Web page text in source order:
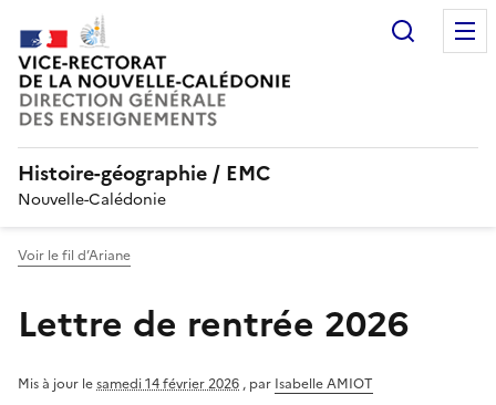
Histoire-géographie / EMC
Nouvelle-Calédonie
Voir le fil d’Ariane
Lettre de rentrée 2026
Mis à jour lesamedi 14 février 2026 , par Isabelle AMIOT